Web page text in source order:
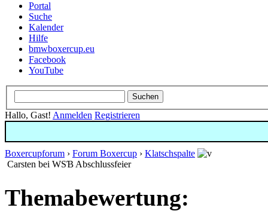
Portal
Suche
Kalender
Hilfe
bmwboxercup.eu
Facebook
YouTube
Hallo, Gast! Anmelden Registrieren
Boxercupforum › Forum Boxercup › Klatschspalte
Carsten bei WSƁ Abschlussfeier
Themabewertung: